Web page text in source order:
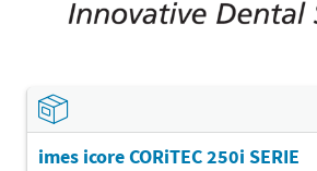
imes icore CORiTEC 250i SERIE